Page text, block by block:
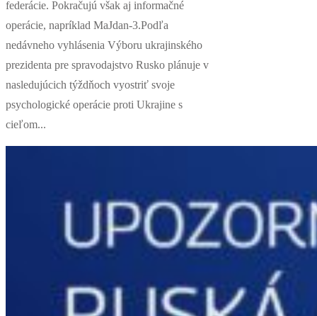
federácie. Pokračujú však aj informačné
operácie, napríklad MaJdan-3.Podľa
nedávneho vyhlásenia Výboru ukrajinského
prezidenta pre spravodajstvo Rusko plánuje v
nasledujúcich týždňoch vyostriť svoje
psychologické operácie proti Ukrajine s
cieľom...